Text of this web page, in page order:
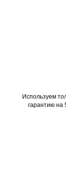
Используем
гарантию на